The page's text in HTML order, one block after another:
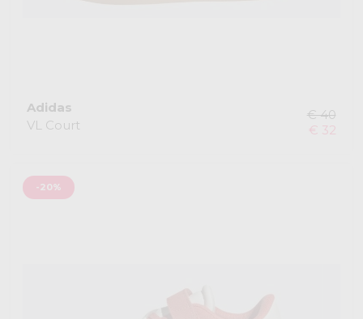
Adidas
VL Court
€ 40
€ 32
-20%